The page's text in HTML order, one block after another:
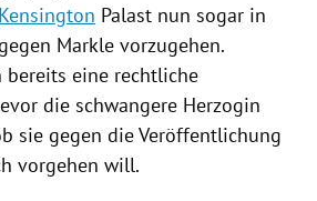
Kensington Palast nun sogar in
Markle vorzugehen.
bereits eine rechtliche
die schwangere Herzogin
sie gegen die Veröffentlichung
vorgehen will.